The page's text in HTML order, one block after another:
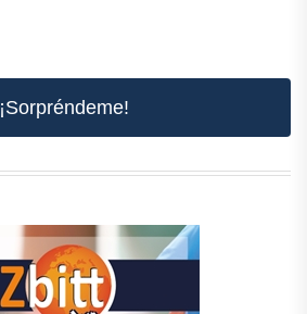
¡Sorpréndeme!